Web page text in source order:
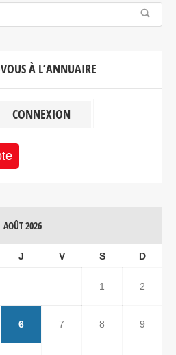
À L’ANNUAIRE
CONNEXION
AOÛT 2026
J V S D
1 2
6 7 8 9